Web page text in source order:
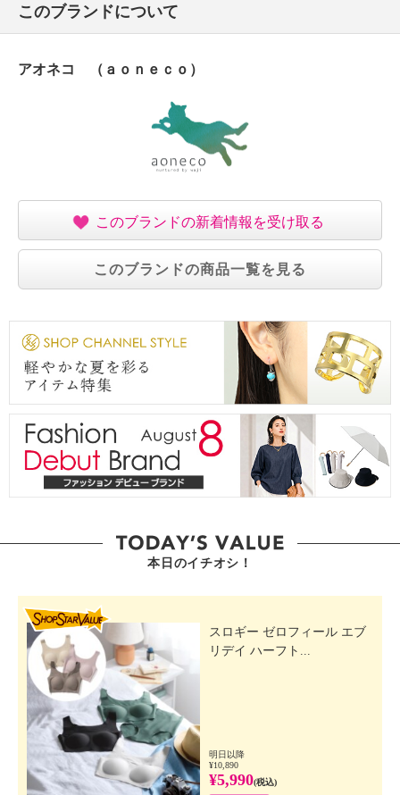
・約４３０ｇ
【個体差あり】
【原産国（地）】
このブランドについて
アオネコ （ａｏｎｅｃｏ）
このブランドの新着情報を受け取る
このブランドの商品一覧を見る
本日のイチオシ！
スロギー ゼロフィール エブ
リデイ ハーフト...
明日以降
¥10,890
¥5,990(税込)